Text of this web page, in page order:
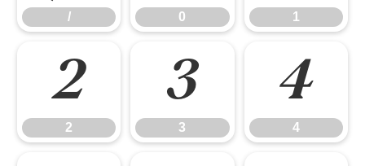
/ 0 1
2
2
3
3
4
4